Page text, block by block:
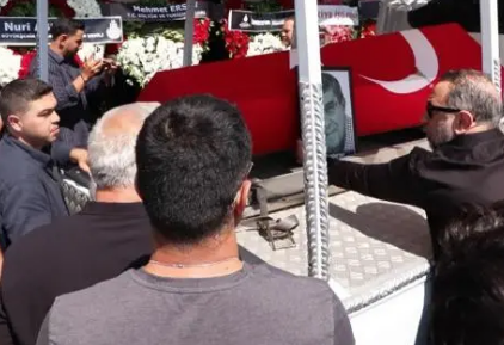
Malatya
Manisa
Mardin
Muğla
Muş
Nevşehir